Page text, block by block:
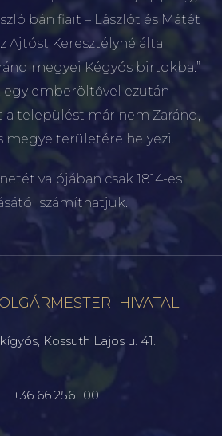
bán fiait – Lászlót és Mátét
Ajtóst Keresztélyné által
megyei Kégyós birtokba.”
egy emberöltővel ezután
települést már nem Zaránd,
megye területére helyezi.
valójában csak 1814-es
számíthatjuk.
HIVATAL
Kossuth Lajos u. 41.
+36 66 256 100